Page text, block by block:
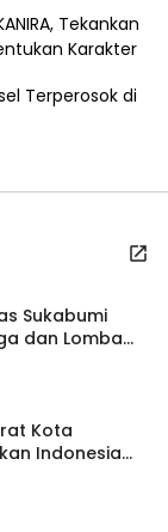
Tekankan
Karakter
Terperosok di
Sukabumi
dan Lomba
Kota
Indonesia
Agung